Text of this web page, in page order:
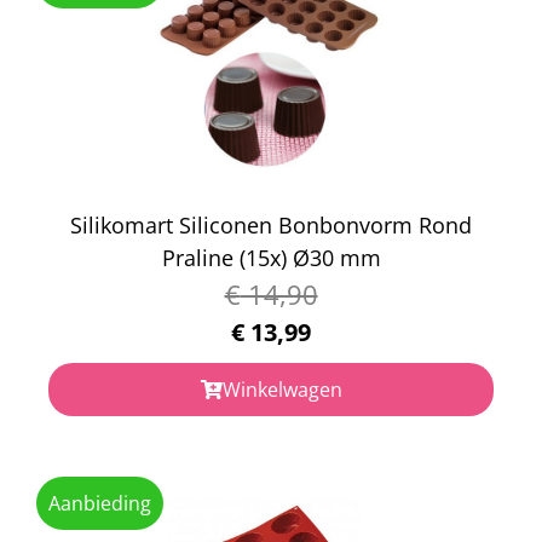
Silikomart Siliconen Bonbonvorm Rond
Praline (15x) Ø30 mm
€14,90
€ 13,99
Winkelwagen
Aanbieding